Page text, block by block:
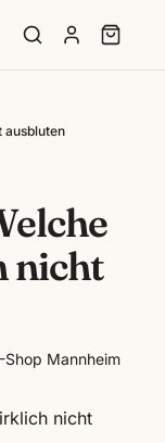
ausbluten
nicht
Shop Mannheim